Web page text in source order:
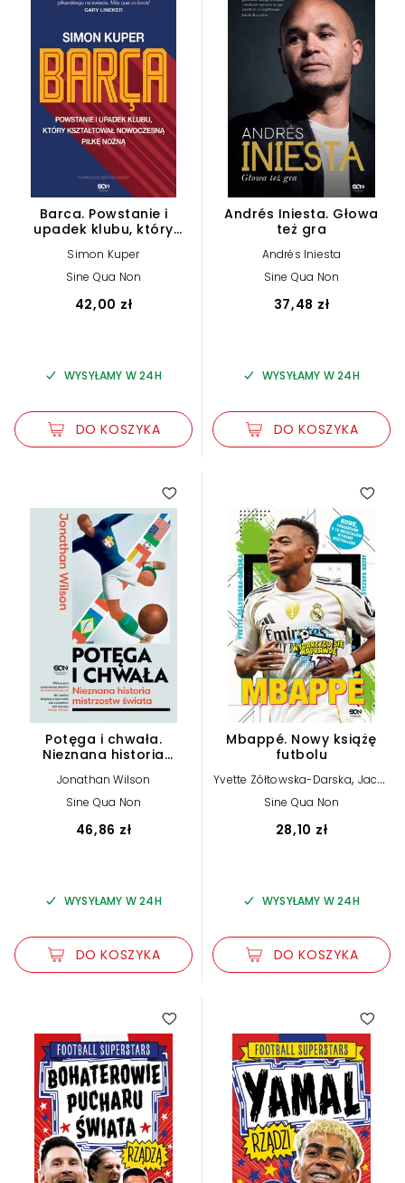
Barca. Powstanie i
upadek klubu, który
piłkę nożną
Simon Kuper
Sine Qua Non
42,00 zł
WYSYŁAMY W 24H
DO KOSZYKA
Andrés Iniesta. Głowa
też gra
Andrés Iniesta
Sine Qua Non
37,48 zł
WYSYŁAMY W 24H
DO KOSZYKA
Potęga i chwała.
Nieznana historia
Jonathan Wilson
Sine Qua Non
46,86 zł
WYSYŁAMY W 24H
DO KOSZYKA
Mbappé. Nowy książę
futbolu
Yvette Żółtowska-Darska, Jacek
Sarzało
Sine Qua Non
28,10 zł
WYSYŁAMY W 24H
DO KOSZYKA